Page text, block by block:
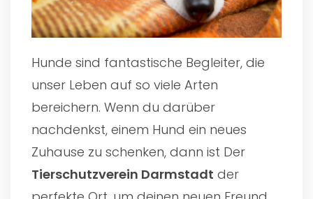
Hunde sind fantastische Begleiter, die
unser Leben auf so viele Arten
bereichern. Wenn du darüber
nachdenkst, einem Hund ein neues
Zuhause zu schenken, dann ist Der
Tierschutzverein Darmstadt der